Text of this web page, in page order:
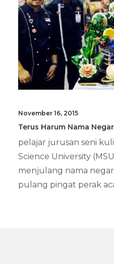
November 16, 2015
Terus Harum Nama
pelajar jurusan seni
Science University
menjulang nama
pulang pingat perak